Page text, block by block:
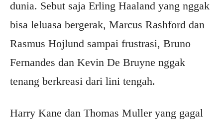
dunia. Sebut saja Erling Haaland yang nggak
bisa leluasa bergerak, Marcus Rashford dan
Rasmus Hojlund sampai frustrasi, Bruno
Fernandes dan Kevin De Bruyne nggak
tenang berkreasi dari lini tengah.
Harry Kane dan Thomas Muller yang gagal